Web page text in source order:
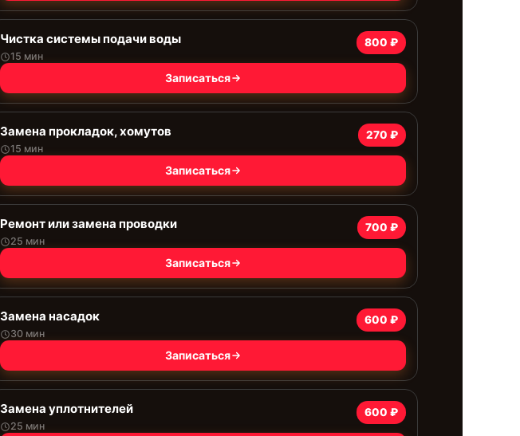
Чистка системы подачи воды
15 мин
800 ₽
Записаться
Замена прокладок, хомутов
15 мин
270 ₽
Записаться
Ремонт или замена проводки
25 мин
700 ₽
Записаться
Замена насадок
30 мин
600 ₽
Записаться
Замена уплотнителей
25 мин
600 ₽